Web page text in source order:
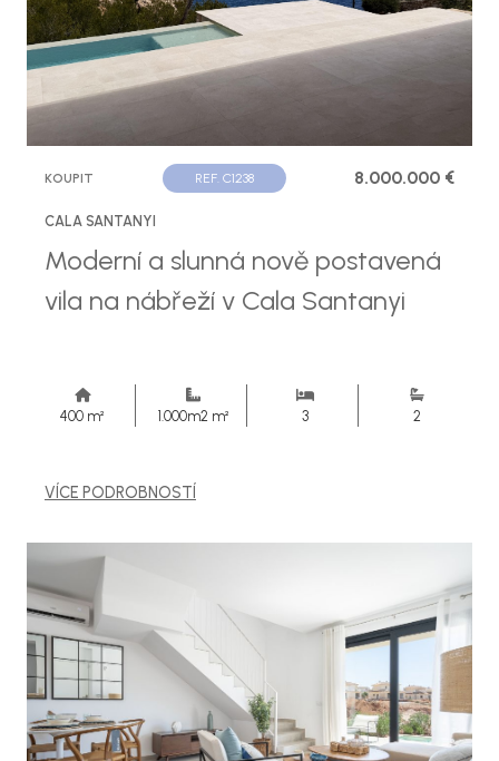
KOUPIT REF. C1238 8.000.000 €
CALA SANTANYI
Moderní a slunná nově postavená
vila na nábřeží v Cala Santanyi
400 m² 1.000m2 m² 3 2
VÍCE PODROBNOSTÍ